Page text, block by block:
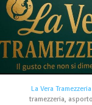
La Vera Tramezzeria
tramezzeria, asporto